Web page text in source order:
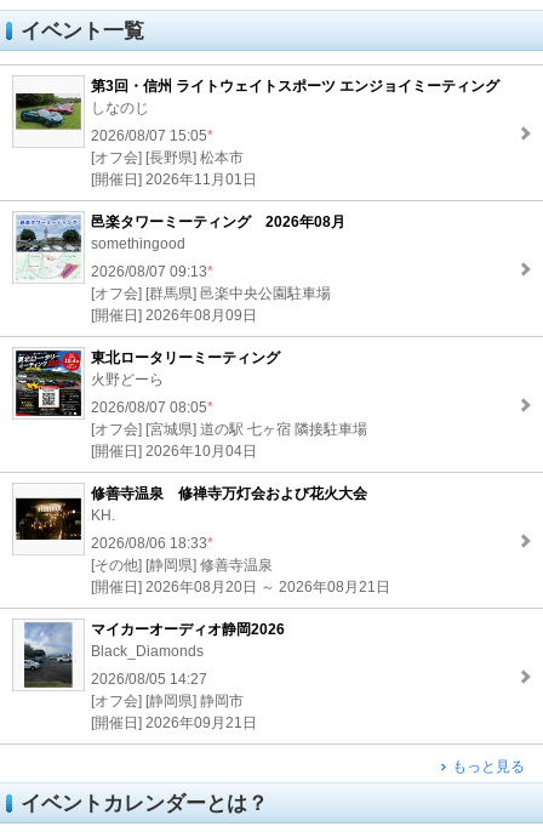
イベント一覧
第3回・信州 ライトウェイトスポーツ エンジョイミーティング
しなのじ
2026/08/07 15:05*
[オフ会] [長野県] 松本市
[開催日] 2026年11月01日
邑楽タワーミーティング 2026年08月
somethingood
2026/08/07 09:13*
[オフ会] [群馬県] 邑楽中央公園駐車場
[開催日] 2026年08月09日
東北ロータリーミーティング
火野どーら
2026/08/07 08:05*
[オフ会] [宮城県] 道の駅 七ヶ宿 隣接駐車場
[開催日] 2026年10月04日
修善寺温泉 修禅寺万灯会および花火大会
KH.
2026/08/06 18:33*
[その他] [静岡県] 修善寺温泉
[開催日] 2026年08月20日 ～ 2026年08月21日
マイカーオーディオ静岡2026
Black_Diamonds
2026/08/05 14:27
[オフ会] [静岡県] 静岡市
[開催日] 2026年09月21日
もっと見る
イベントカレンダーとは？